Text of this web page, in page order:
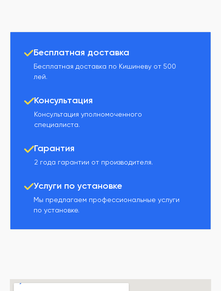
Бесплатная доставка
Бесплатная доставка по Кишиневу от 500
лей.
Консультация
Консультация уполномоченного
специалиста.
Гарантия
2 года гарантии от производителя.
Услуги по установке
Мы предлагаем профессиональные услуги
по установке.